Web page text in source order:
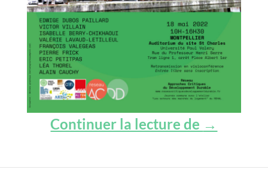
Continuer la lecture de Acteurs
→